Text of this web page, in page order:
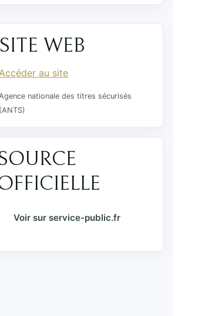
SITE WEB
Accéder au site
nationale des titres sécurisés
(ANTS)
Voir sur service-public.fr